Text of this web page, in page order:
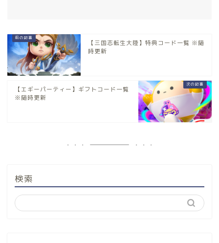
【三国志転生大陸】特典コード一覧 ※随
時更新
【エギーパーティー】ギフトコード一覧
※随時更新
検索